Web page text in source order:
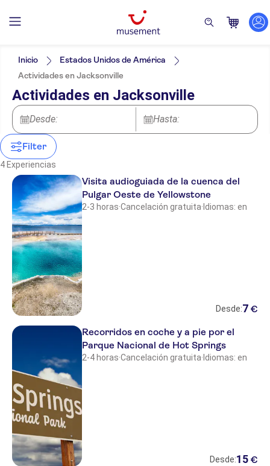
Filtros
Mín. Máx.
Tipo de entrada
Visita con audioguía
Cancelación gratuita
Bono electrónico
Categorías
Atracciones y visitas guiadas
Excursiones de un día
Idiomas de la actividad
Inglés
Inicio
Estados Unidos de América
Actividades en Jacksonville
Actividades en Jacksonville
Desde: Hasta:
Filter
4 Experiencias
Visita audioguiada de la cuenca del
Pulgar Oeste de Yellowstone
2-3 horas·Cancelación gratuita· Idiomas: en
Desde:7 €
Recorridos en coche y a pie por el
Parque Nacional de Hot Springs
2-4 horas·Cancelación gratuita· Idiomas: en
Desde:15 €